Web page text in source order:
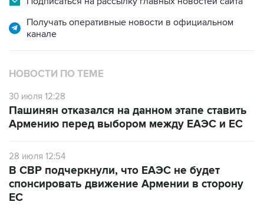
Получать оперативные новости в официальном
канале
НОВОСТИ ПО ТЕМЕ
30 июля 12:28
Пашинян отказался на данном этапе ставить
Армению перед выбором между ЕАЭС и ЕС
28 июля 12:54
В СВР подчеркнули, что ЕАЭС не будет
спонсировать движение Армении в сторону
ЕС